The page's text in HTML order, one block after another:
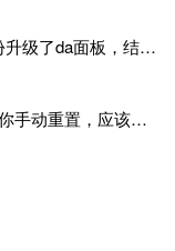
是的证书过期了，原因是我12月份升级了da面板，结果后台证书就不更新了，目前还在排查问题。切换PHP版本现在没有了，因为DA新版不支持。
可以给我QQ或者微信发消息，给你手动重置，应该是服务器插件有问题了，这个wp的主题太老了，导致现在好多的问题，网站的签到功能也是因为这个原因导致的。